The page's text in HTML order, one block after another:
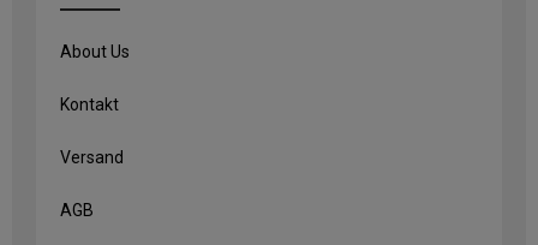
About Us
Kontakt
Versand
AGB